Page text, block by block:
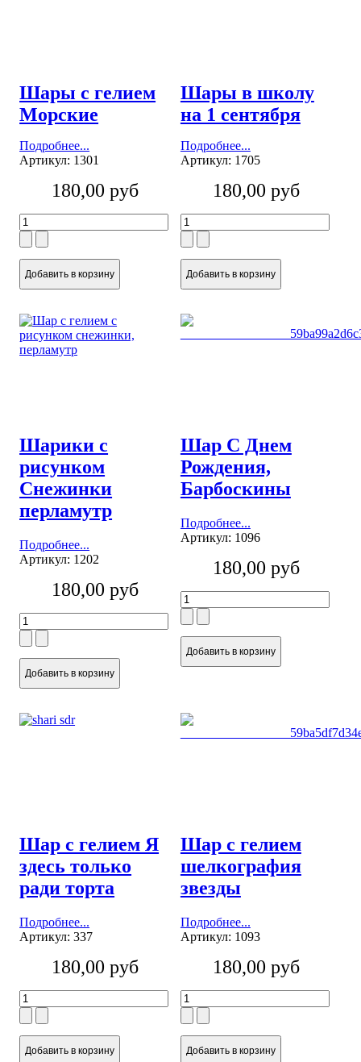
Шары с гелием
Морские
Подробнее...
Артикул: 1301
180,00 руб
Шары в школу
на 1 сентября
Подробнее...
Артикул: 1705
180,00 руб
Шарики с
рисунком
Снежинки
перламутр
Подробнее...
Артикул: 1202
180,00 руб
Шар С Днем
Рождения,
Барбоскины
Подробнее...
Артикул: 1096
180,00 руб
Шар с гелием Я
здесь только
ради торта
Подробнее...
Артикул: 337
180,00 руб
Шар с гелием
шелкография
звезды
Подробнее...
Артикул: 1093
180,00 руб